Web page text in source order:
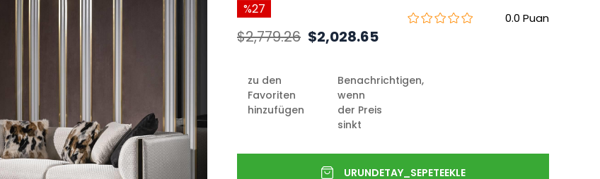
0.0
27
$2,779.26 $2,028.65
zu den
Favoriten
hinzufügen
Benachrichtigen,
wenn
der Preis
sinkt